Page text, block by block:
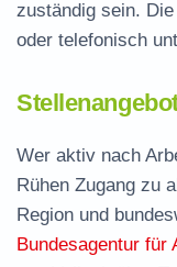
zuständig sein.
oder telefonisch
Wer aktiv nach
Rühen Zugang zu
Region und
Bundesagentur für